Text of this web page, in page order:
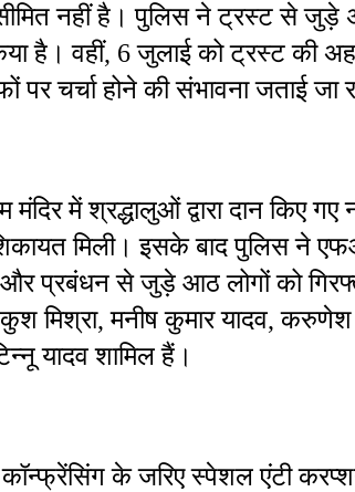
नहीं है। पुलिस ने ट्रस्ट से जुड़े
है। वहीं, 6 जुलाई को ट्रस्ट की
चर्चा होने की संभावना जताई जा
मंदिर में श्रद्धालुओं द्वारा दान किए
मिली। इसके बाद पुलिस ने
प्रबंधन से जुड़े आठ लोगों को
मिश्रा, मनीष कुमार यादव, करुणेश
यादव शामिल हैं।
कॉन्फ्रेंसिंग के जरिए स्पेशल एंटी